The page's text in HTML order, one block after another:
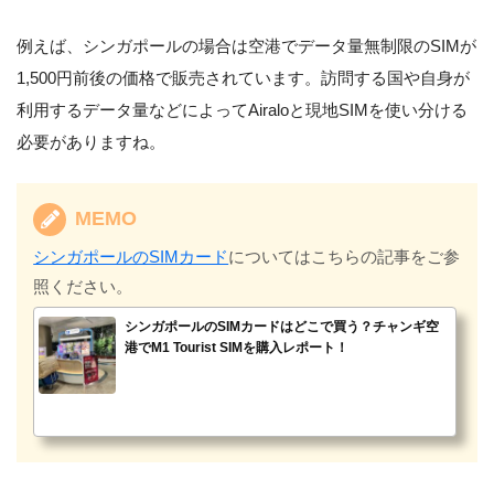
例えば、シンガポールの場合は空港でデータ量無制限のSIMが
1,500円前後の価格で販売されています。訪問する国や自身が
利用するデータ量などによってAiraloと現地SIMを使い分ける
必要がありますね。
MEMO
シンガポールのSIMカードについてはこちらの記事をご参
照ください。
シンガポールのSIMカードはどこで買う？チャンギ空
港でM1 Tourist SIMを購入レポート！